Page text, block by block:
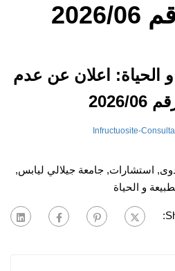
06
و الحياة: اعلان عن عدم
06
Infructuosite-
, استشارات, جامعة جيلالي ليابس,
و الحياة